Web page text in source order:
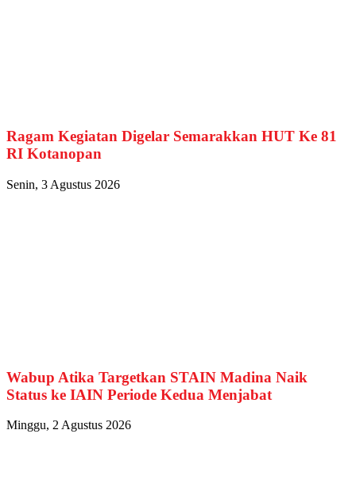
Ragam Kegiatan Digelar Semarakkan HUT Ke 81
RI Kotanopan
Senin, 3 Agustus 2026
Wabup Atika Targetkan STAIN Madina Naik
Status ke IAIN Periode Kedua Menjabat
Minggu, 2 Agustus 2026